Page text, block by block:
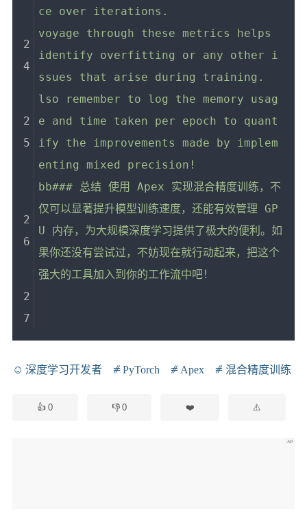
ce over iterations.
voyage through these metrics helps
identify overfitting or any other i
ssues that arise during training.
lso remember to log the memory usag
e and time taken per epoch to quant
ify the improvements made by implem
enting mixed precision!
bb### 总结 使用 Apex 实现混合精度训练，不
仅可以显著提升模型训练速度，还能有效管理 GP
U 内存，为大规模深度学习提供了极大的便利。如
果你还没有尝试过，不妨现在就行动起来，把这个
强大的工具加入到你的工作流中吧！
深度学习开发者 PyTorch Apex 混合精度训练
0 0